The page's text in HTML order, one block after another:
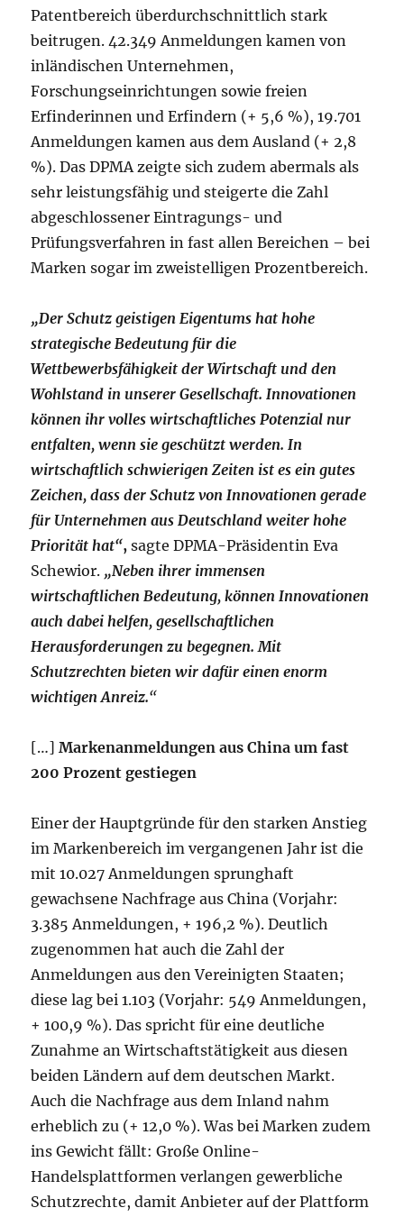
Patentbereich überdurchschnittlich stark
beitrugen. 42.349 Anmeldungen kamen von
inländischen Unternehmen,
Forschungseinrichtungen sowie freien
Erfinderinnen und Erfindern (+ 5,6 %), 19.701
Anmeldungen kamen aus dem Ausland (+ 2,8
%). Das DPMA zeigte sich zudem abermals als
sehr leistungsfähig und steigerte die Zahl
abgeschlossener Eintragungs- und
Prüfungsverfahren in fast allen Bereichen – bei
Marken sogar im zweistelligen Prozentbereich.
„Der Schutz geistigen Eigentums hat hohe
strategische Bedeutung für die
Wettbewerbsfähigkeit der Wirtschaft und den
Wohlstand in unserer Gesellschaft. Innovationen
können ihr volles wirtschaftliches Potenzial nur
entfalten, wenn sie geschützt werden. In
wirtschaftlich schwierigen Zeiten ist es ein gutes
Zeichen, dass der Schutz von Innovationen gerade
für Unternehmen aus Deutschland weiter hohe
Priorität hat“,sagte DPMA-Präsidentin Eva
Schewior. „Neben ihrer immensen
wirtschaftlichen Bedeutung, können Innovationen
auch dabei helfen, gesellschaftlichen
Herausforderungen zu begegnen. Mit
Schutzrechten bieten wir dafür einen enorm
wichtigen Anreiz.“
[…]Markenanmeldungen aus China um fast
200 Prozent gestiegen
Einer der Hauptgründe für den starken Anstieg
im Markenbereich im vergangenen Jahr ist die
mit 10.027 Anmeldungen sprunghaft
gewachsene Nachfrage aus China (Vorjahr:
3.385 Anmeldungen, + 196,2 %). Deutlich
zugenommen hat auch die Zahl der
Anmeldungen aus den Vereinigten Staaten;
diese lag bei 1.103 (Vorjahr: 549 Anmeldungen,
+ 100,9 %). Das spricht für eine deutliche
Zunahme an Wirtschaftstätigkeit aus diesen
beiden Ländern auf dem deutschen Markt.
Auch die Nachfrage aus dem Inland nahm
erheblich zu (+ 12,0 %). Was bei Marken zudem
ins Gewicht fällt: Große Online-
Handelsplattformen verlangen gewerbliche
Schutzrechte, damit Anbieter auf der Plattform